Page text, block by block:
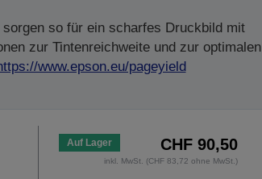
so für ein scharfes Druckbild mit
zur Tintenreichweite und zur optimalen
www.epson.eu/pageyield
Auf Lager CHF 90,50
inkl. MwSt. (CHF 83,72 ohne MwSt.)